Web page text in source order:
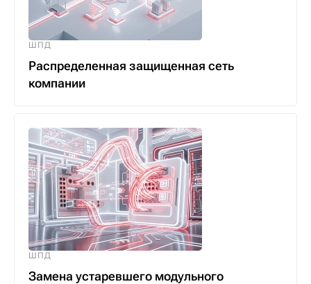
ШПД
Распределенная защищенная сеть
компании
ШПД
Замена устаревшего модульного